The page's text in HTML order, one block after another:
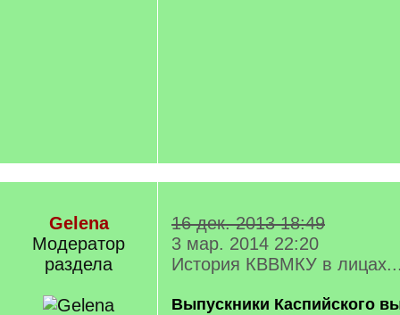
Gelena
Модератор
раздела
16 дек. 2013 18:49
3 мар. 2014 22:20
История КВВМКУ в
Выпускники Каспийского